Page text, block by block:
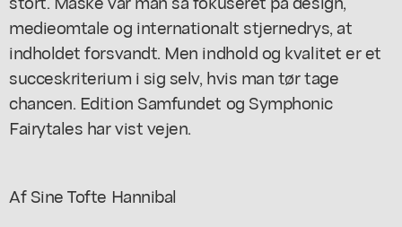
medieomtale og internationalt stjernedrys, at
indholdet forsvandt. Men indhold og kvalitet er et
succeskriterium i sig selv, hvis man tør tage
chancen. Edition Samfundet og Symphonic
Fairytales har vist vejen.
Af Sine Tofte Hannibal